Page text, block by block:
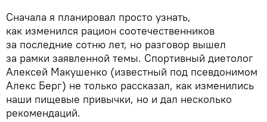
Сначала я планировал просто узнать,
как изменился рацион соотечественников
за последние сотню лет, но разговор вышел
за рамки заявленной темы. Спортивный диетолог
Алексей Макушенко (известный под псевдонимом
Алекс Берг) не только рассказал, как изменились
наши пищевые привычки, но и дал несколько
рекомендаций.